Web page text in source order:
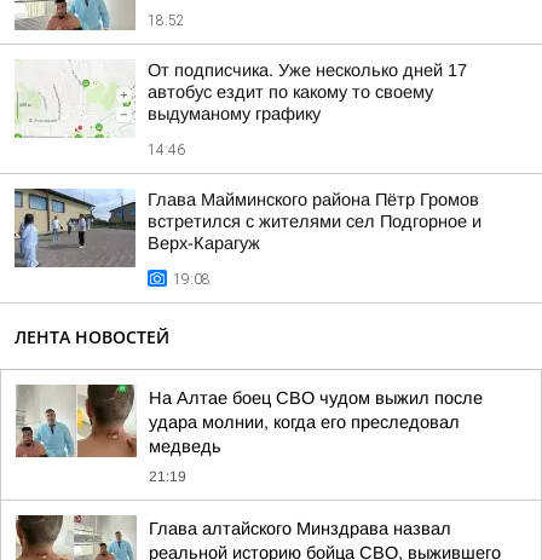
18:52
От подписчика. Уже несколько дней 17
автобус ездит по какому то своему
выдуманому графику
14:46
Глава Майминского района Пётр Громов
встретился с жителями сел Подгорное и
Верх-Карагуж
19:08
ЛЕНТА НОВОСТЕЙ
На Алтае боец СВО чудом выжил после
удара молнии, когда его преследовал
медведь
21:19
Глава алтайского Минздрава назвал
реальной историю бойца СВО, выжившего